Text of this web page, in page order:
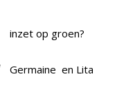
inzet op groen?
Germaine en Lita